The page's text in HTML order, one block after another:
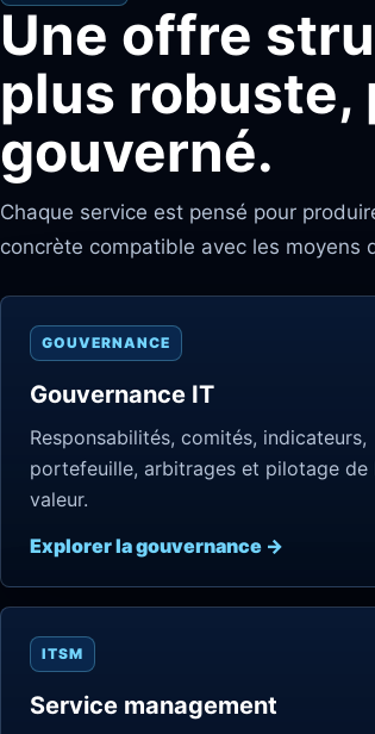
Une offre
plus robuste,
gouverné.
Chaque service est pensé pour
concrète compatible avec les moyens
GOUVERNANCE
Gouvernance IT
Responsabilités, comités, indicateurs,
portefeuille, arbitrages et pilotage de
valeur.
Explorer la gouvernance →
ITSM
Service management